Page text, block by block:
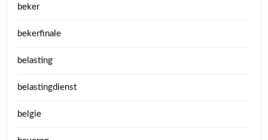
beker
bekerfinale
belasting
belastingdienst
belgie